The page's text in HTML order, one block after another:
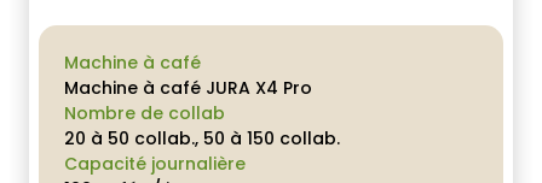
Machine à café
Machine à café JURA X4 Pro
Nombre de collab
20 à 50 collab., 50 à 150 collab.
Capacité journalière